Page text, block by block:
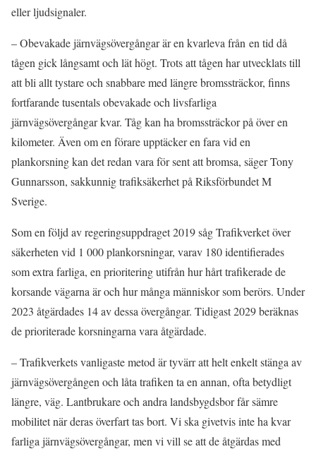
eller ljudsignaler.
– Obevakade järnvägsövergångar är en kvarleva från en tid då
tågen gick långsamt och lät högt. Trots att tågen har utvecklats till
att bli allt tystare och snabbare med längre bromssträckor, finns
fortfarande tusentals obevakade och livsfarliga
järnvägsövergångar kvar. Tåg kan ha bromssträckor på över en
kilometer. Även om en förare upptäcker en fara vid en
plankorsning kan det redan vara för sent att bromsa, säger Tony
Gunnarsson, sakkunnig trafiksäkerhet på Riksförbundet M
Sverige.
Som en följd av regeringsuppdraget 2019 såg Trafikverket över
säkerheten vid 1 000 plankorsningar, varav 180 identifierades
som extra farliga, en prioritering utifrån hur hårt trafikerade de
korsande vägarna är och hur många människor som berörs. Under
2023 åtgärdades 14 av dessa övergångar. Tidigast 2029 beräknas
de prioriterade korsningarna vara åtgärdade.
– Trafikverkets vanligaste metod är tyvärr att helt enkelt stänga av
järnvägsövergången och låta trafiken ta en annan, ofta betydligt
längre, väg. Lantbrukare och andra landsbygdsbor får sämre
mobilitet när deras överfart tas bort. Vi ska givetvis inte ha kvar
farliga järnvägsövergångar, men vi vill se att de åtgärdas med